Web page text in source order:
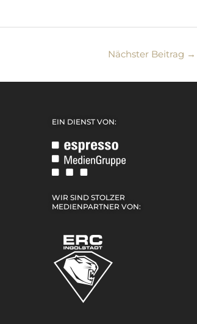
Nächster Beitrag →
EIN DIENST VON:
WIR SIND STOLZER
MEDIENPARTNER VON: